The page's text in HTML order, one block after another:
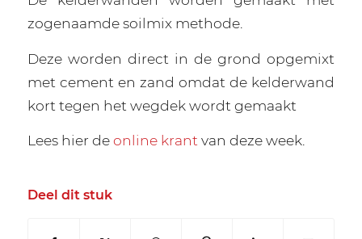
zogenaamde soilmix methode.
Deze worden direct in de grond opgemixt
met cement en zand omdat de kelderwand
kort tegen het wegdek wordt gemaakt
Lees hier deonline krant van deze week.
Deel dit stuk